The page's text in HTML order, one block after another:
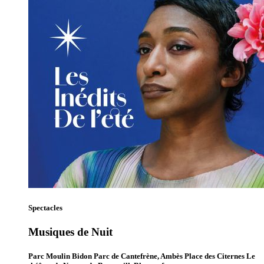
Spectacles
Musiques de Nuit
Parc Moulin Bidon Parc de Cantefrène, Ambès Place des Citernes Le